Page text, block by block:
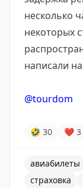
несколько
некоторых
написали на
@tourdom
🤣 30 ❤ 3
авиабилеты
страховка